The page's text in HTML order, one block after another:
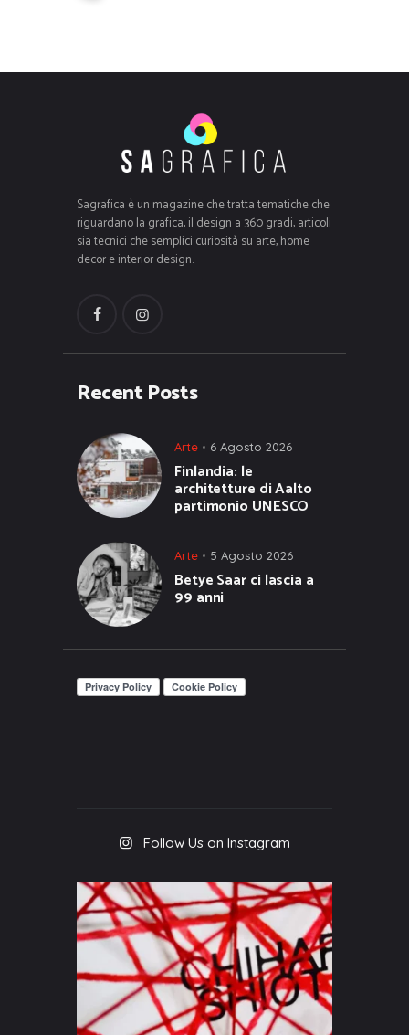
Sagrafica è un magazine che tratta tematiche che
riguardano la grafica, il design a 360 gradi, articoli
sia tecnici che semplici curiosità su arte, home
decor e interior design.
Recent Posts
Arte 6 Agosto 2026
Finlandia: le
architetture di Aalto
partimonio UNESCO
Arte 5 Agosto 2026
Betye Saar ci lascia a
99 anni
Follow Us on Instagram